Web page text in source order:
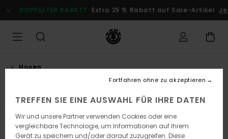
zur
Produkt
springen
DOPPELTER RABATT Extra 25 % Rabatt auf Sale-Artikel
Hosen
Filtern & Sortieren 3Ergebnisse
TREFFEN SIE EINE AUSWAHL FÜR IHRE DATEN
Wir und unsere Partner verwenden Cookies oder eine
vergleichbare Technologie, um Informationen auf Ihrem
Gerät zu speichern und/oder darauf zuzugreifen. Diese
Fortfahren ohne zu akzeptieren